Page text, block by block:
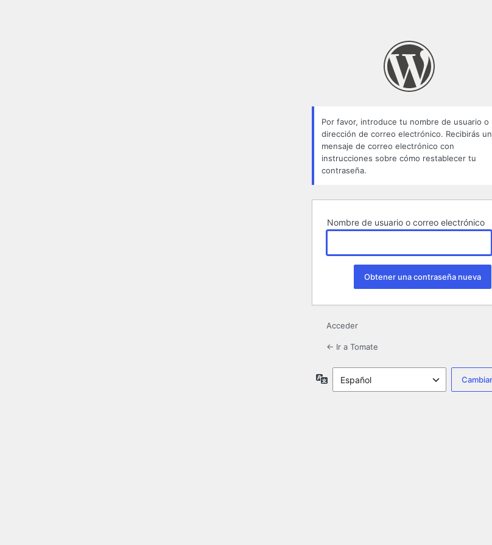
Por favor, introduce tu nombre de usuario o
dirección de correo electrónico. Recibirás un
mensaje de correo electrónico con
instrucciones sobre cómo restablecer tu
contraseña.
Nombre de usuario o correo electrónico
Acceder
← Ir a Tomate
Idioma